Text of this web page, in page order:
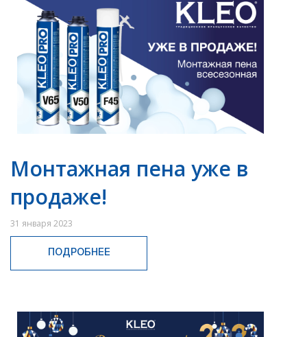
Монтажная пена уже в
продаже!
31 января 2023
ПОДРОБНЕЕ